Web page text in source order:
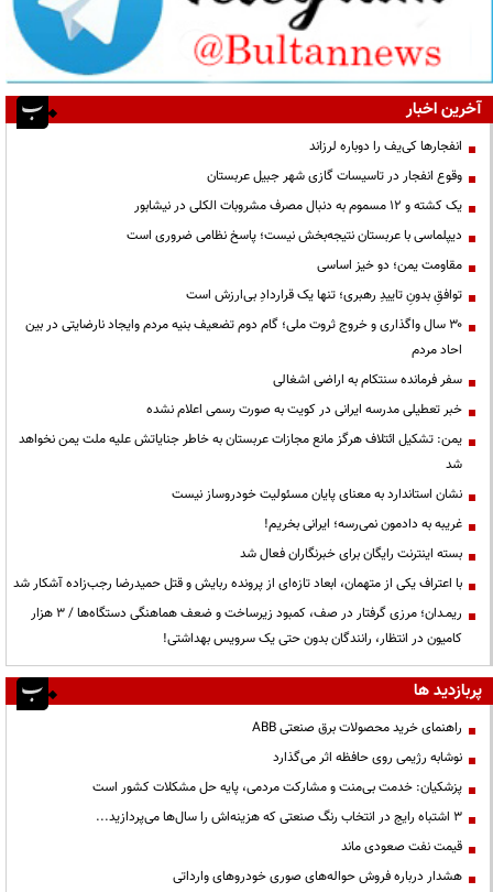
آخرین اخبار
انفجارها کی‌یف را دوباره لرزاند
وقوع انفجار در تاسیسات گازی شهر جبیل عربستان
یک کشته و ۱۲ مسموم به دنبال مصرف مشروبات الکلی در نیشابور
دیپلماسی با عربستان نتیجه‌بخش نیست؛ پاسخ نظامی ضروری است
مقاومت یمن؛ دو خیز اساسی
توافقِ بدونِ تاییدِ رهبری؛ تنها یک قراردادِ بی‌ارزش است
۳۰ سال واگذاری و خروج ثروت ملی؛ گام دوم تضعیف بنیه مردم وایجاد نارضایتی در بین
احاد مردم
سفر فرمانده سنتکام به اراضی اشغالی
خبر تعطیلی مدرسه ایرانی در کویت به صورت رسمی اعلام نشده
یمن: تشکیل ائتلاف هرگز مانع مجازات عربستان به خاطر جنایاتش علیه ملت یمن نخواهد
شد
نشان استاندارد به معنای پایان مسئولیت خودروساز نیست
غریبه به دادمون نمی‌رسه؛ ایرانی بخریم!
بسته اینترنت رایگان برای خبرنگاران فعال شد
با اعتراف یکی از متهمان، ابعاد تازه‌ای از پرونده ربایش و قتل حمیدرضا رجب‌زاده آشکار شد
ریمـدان؛ مرزی گرفتار در صف، کمبود زیرساخت و ضعف هماهنگی دستگاه‌ها / ۳ هزار
کامیون در انتظار، رانندگان بدون حتی یک سرویس بهداشتی!
پربازدید ها
راهنمای خرید محصولات برق صنعتی ABB
نوشابه رژیمی روی حافظه اثر می‌گذارد
پزشکیان: خدمت بی‌منت و مشارکت مردمی، پایه حل مشکلات کشور است
3 اشتباه رایج در انتخاب رنگ صنعتی که هزینه‌اش را سال‌ها می‌پردازید...
قیمت نفت صعودی ماند
هشدار درباره فروش حواله‌های صوری خودروهای وارداتی